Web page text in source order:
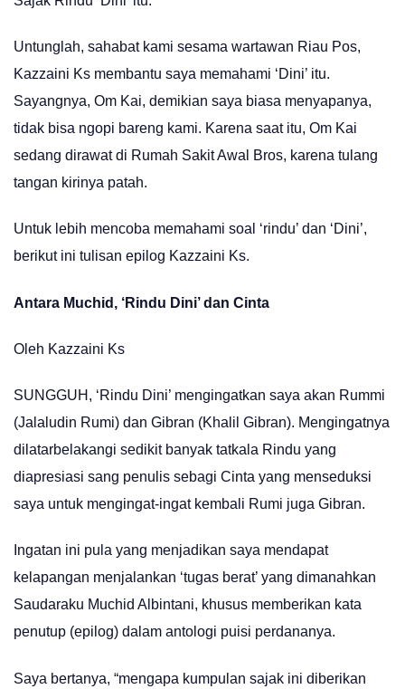
Untunglah, sahabat kami sesama wartawan Riau Pos,
Kazzaini Ks membantu saya memahami ‘Dini’ itu.
Sayangnya, Om Kai, demikian saya biasa menyapanya,
tidak bisa ngopi bareng kami. Karena saat itu, Om Kai
sedang dirawat di Rumah Sakit Awal Bros, karena tulang
tangan kirinya patah.
Untuk lebih mencoba memahami soal ‘rindu’ dan ‘Dini’,
berikut ini tulisan epilog Kazzaini Ks.
Antara Muchid, ‘Rindu Dini’ dan Cinta
Oleh Kazzaini Ks
SUNGGUH, ‘Rindu Dini’ mengingatkan saya akan Rummi
(Jalaludin Rumi) dan Gibran (Khalil Gibran). Mengingatnya
dilatarbelakangi sedikit banyak tatkala Rindu yang
diapresiasi sang penulis sebagi Cinta yang menseduksi
saya untuk mengingat-ingat kembali Rumi juga Gibran.
Ingatan ini pula yang menjadikan saya mendapat
kelapangan menjalankan ‘tugas berat’ yang dimanahkan
Saudaraku Muchid Albintani, khusus memberikan kata
penutup (epilog) dalam antologi puisi perdananya.
Saya bertanya, “mengapa kumpulan sajak ini diberikan